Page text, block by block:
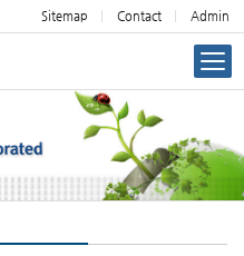
Sitemap Contact Admin